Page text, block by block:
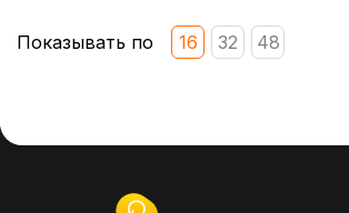
Показывать по 16 32 48